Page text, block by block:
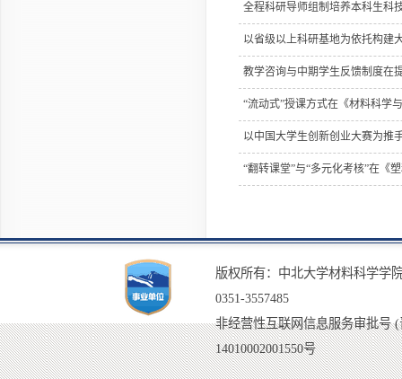
全程科研导师组制培养本科生科
以省级以上科研基地为依托构建
教学咨询与中期学生反馈制度在
“流动式”授课方式在《材料科学
以中国大学生创新创业大赛为推
“翻转课堂”与“多元化考核”在《
版权所有：中北大学材料科学学
0351-3557485
非经营性互联网信息服务审批号
14010002001550号